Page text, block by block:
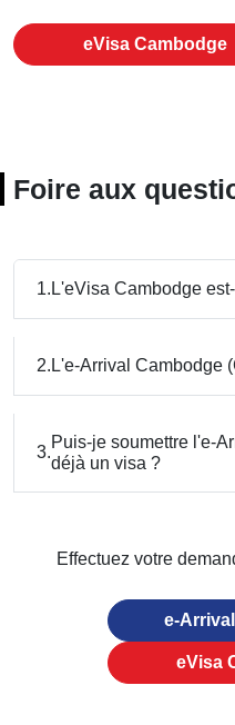
eVisa Cambodge
Foire aux
1. L'eVisa Cambodge
2. L'e-Arrival Cambodge
3.
Puis-je soumettre l'e-
déjà un visa ?
Effectuez votre
e-
eVisa